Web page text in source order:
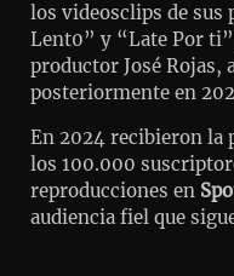
los videosclips de
Lent0” y “Late Por
productor José Rojas,
posteriormente en
En 2024 recibieron la
los 100.000
reproducciones en
audiencia fiel que